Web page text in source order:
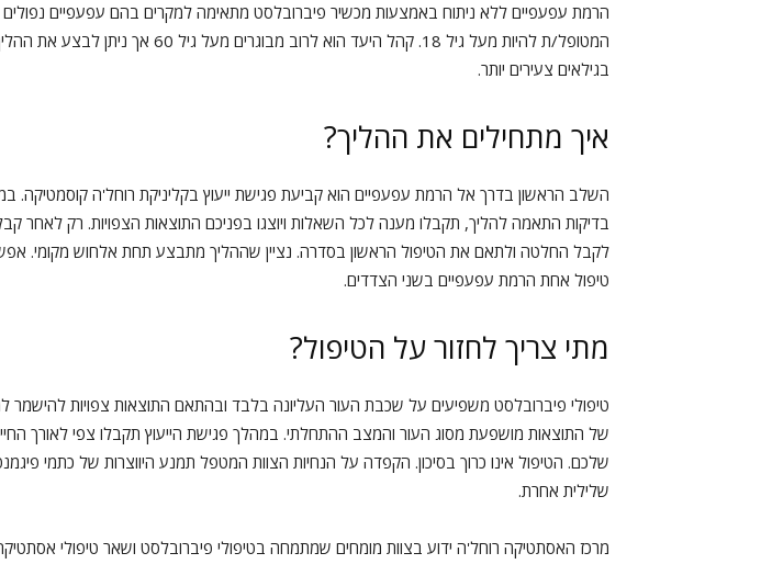
הרמת עפעפיים ללא ניתוח באמצעות מכשיר פיברובלסט מתאימה למקרים בהם עפעפיים נפולים
המטופל/ת להיות מעל גיל 18. קהל היעד הוא לרוב מבוגרים
בגילאים צעירים יותר.
איך מתחילים את ההליך?
השלב הראשון בדרך אל הרמת עפעפיים הוא קביעת פגישת ייעוץ בקליניקת רוחל'ה קוסמטיקה.
בדיקות התאמה להליך, תקבלו מענה לכל השאלות ויוצגו בפניכם התוצאות הצפויות. רק לאחר
לקבל החלטה ולתאם את הטיפול הראשון בסדרה. נציין שההליך מתבצע תחת אלחוש מקומי.
טיפול אחת הרמת עפעפיים בשני הצדדים.
מתי צריך לחזור על הטיפול?
טיפולי פיברובלסט משפיעים על שכבת העור העליונה בלבד ובהתאם התוצאות צפויות להישמר
של התוצאות מושפעת מסוג העור והמצב ההתחלתי. במהלך פגישת הייעוץ תקבלו צפי לאורך
שלכם. הטיפול אינו כרוך בסיכון. הקפדה על הנחיות הצוות המטפל תמנע היווצרות של כתמי
שלילית אחרת.
מרכז האסתטיקה רוחל'ה ידוע בצוות מומחים שמתמחה בטיפולי פיברובלסט ושאר טיפולי